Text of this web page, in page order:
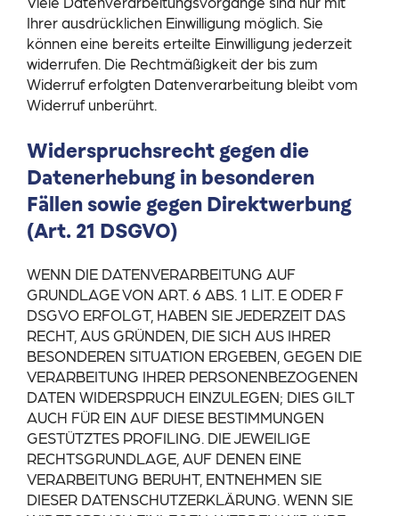
Ihrer ausdrücklichen Einwilligung möglich. Sie
können eine bereits erteilte Einwilligung jederzeit
widerrufen. Die Rechtmäßigkeit der bis zum
Widerruf erfolgten Datenverarbeitung bleibt vom
Widerruf unberührt.
Widerspruchsrecht gegen die
Datenerhebung in besonderen
Fällen sowie gegen Direktwerbung
(Art. 21 DSGVO)
WENN DIE DATENVERARBEITUNG AUF
GRUNDLAGE VON ART. 6 ABS. 1 LIT. E ODER F
DSGVO ERFOLGT, HABEN SIE JEDERZEIT DAS
RECHT, AUS GRÜNDEN, DIE SICH AUS IHRER
BESONDEREN SITUATION ERGEBEN, GEGEN DIE
VERARBEITUNG IHRER PERSONENBEZOGENEN
DATEN WIDERSPRUCH EINZULEGEN; DIES GILT
AUCH FÜR EIN AUF DIESE BESTIMMUNGEN
GESTÜTZTES PROFILING. DIE JEWEILIGE
RECHTSGRUNDLAGE, AUF DENEN EINE
VERARBEITUNG BERUHT, ENTNEHMEN SIE
DIESER DATENSCHUTZERKLÄRUNG. WENN SIE